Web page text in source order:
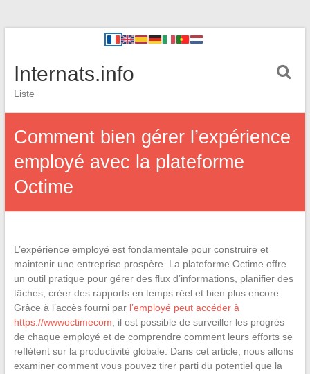
Internats.info
Liste
Comment bien gérer l’expérience
employé avec la plateforme
Octime
L’expérience employé est fondamentale pour construire et
maintenir une entreprise prospère. La plateforme Octime offre
un outil pratique pour gérer des flux d’informations, planifier des
tâches, créer des rapports en temps réel et bien plus encore.
Grâce à l’accès fourni par l’employé peut accéder à
https://wwwoctimecom , il est possible de surveiller les progrès
de chaque employé et de comprendre comment leurs efforts se
reflètent sur la productivité globale. Dans cet article, nous allons
examiner comment vous pouvez tirer parti du potentiel que la